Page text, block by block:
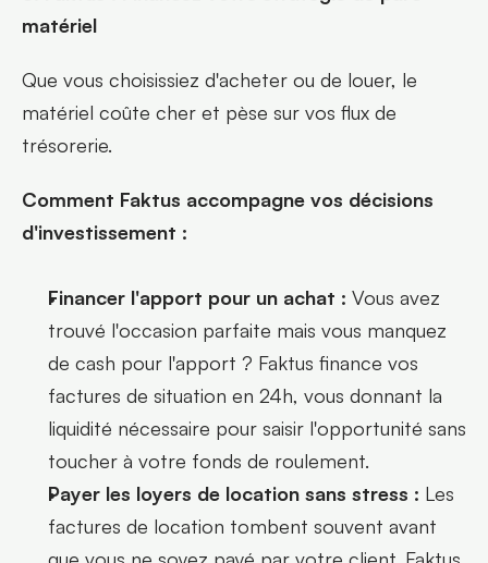
matériel
Que vous choisissiez d'acheter ou de louer, le
matériel coûte cher et pèse sur vos flux de
trésorerie.
Comment Faktus accompagne vos décisions
d'investissement :
Financer l'apport pour un achat : Vous avez
trouvé l'occasion parfaite mais vous manquez
de cash pour l'apport ? Faktus finance vos
factures de situation en 24h, vous donnant la
liquidité nécessaire pour saisir l'opportunité sans
toucher à votre fonds de roulement.
Payer les loyers de location sans stress : Les
factures de location tombent souvent avant